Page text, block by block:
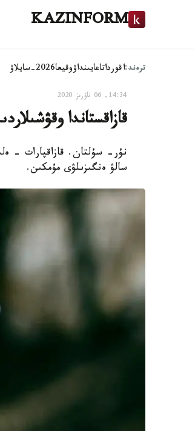
KAZINFORM
ترەند:اقورداتاعايىنداۋوقيعا2026-سايلاۋ
14:34, 06 ناۋرىز 2020
قازاقستاندا
نۇر- سۇلتان. قازاقپارات -
سالۋ ەنگىزىلۋى مۇمكىن.